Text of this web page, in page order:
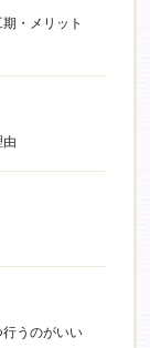
・メリット
行うのがいい